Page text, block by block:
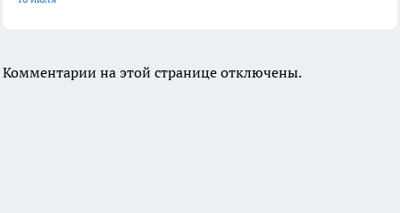
Комментарии на этой странице отключены.